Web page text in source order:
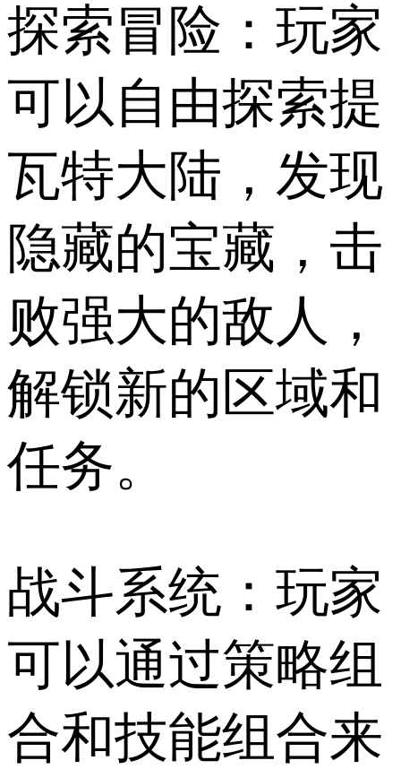
探索冒险：玩家
可以自由探索提
瓦特大陆，发现
隐藏的宝藏，击
败强大的敌人，
解锁新的区域和
任务。
战斗系统：玩家
可以通过策略组
合和技能组合来